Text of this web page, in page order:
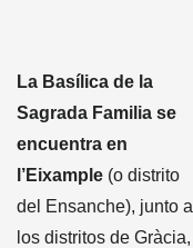
La Basílica de la
Sagrada Familia se
encuentra en
l’Eixample (o distrito
del Ensanche), junto a
los distritos de Gràcia,